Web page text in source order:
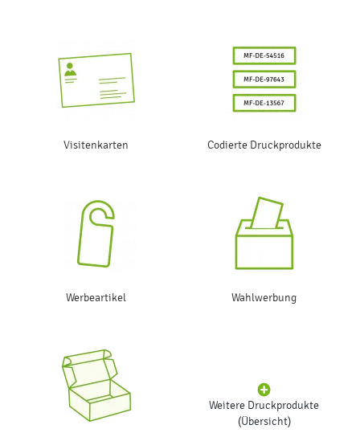
Visitenkarten Codierte Druckprodukte
Werbeartikel Wahlwerbung
Weitere Druckprodukte
(Übersicht)